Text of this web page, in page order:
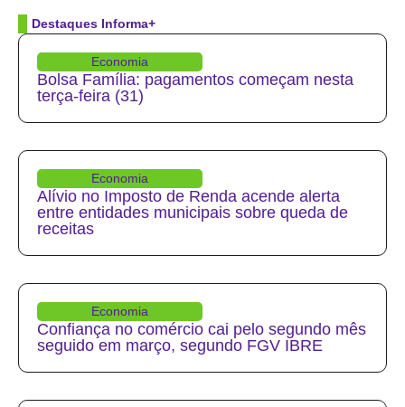
Destaques Informa+
Economia
Bolsa Família: pagamentos começam nesta
terça-feira (31)
Economia
Alívio no Imposto de Renda acende alerta
entre entidades municipais sobre queda de
receitas
Economia
Confiança no comércio cai pelo segundo mês
seguido em março, segundo FGV IBRE